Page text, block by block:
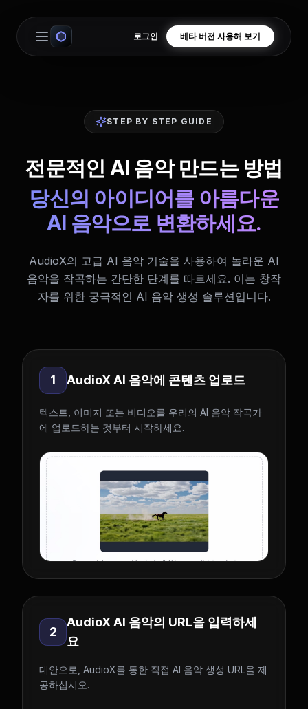
Open main menu
로그인 베타 버전 사용해 보기
STEP BY STEP GUIDE
전문적인 AI 음악 만드는 방법
당신의 아이디어를 아름다운
AI 음악으로 변환하세요.
AudioX의 고급 AI 음악 기술을 사용하여 놀라운 AI
음악을 작곡하는 간단한 단계를 따르세요. 이는 창작
자를 위한 궁극적인 AI 음악 생성 솔루션입니다.
1 AudioX AI 음악에 콘텐츠 업로드
텍스트, 이미지 또는 비디오를 우리의 AI 음악 작곡가
에 업로드하는 것부터 시작하세요.
2
AudioX AI 음악의 URL을 입력하세
요
대안으로, AudioX를 통한 직접 AI 음악 생성 URL을 제
공하십시오.